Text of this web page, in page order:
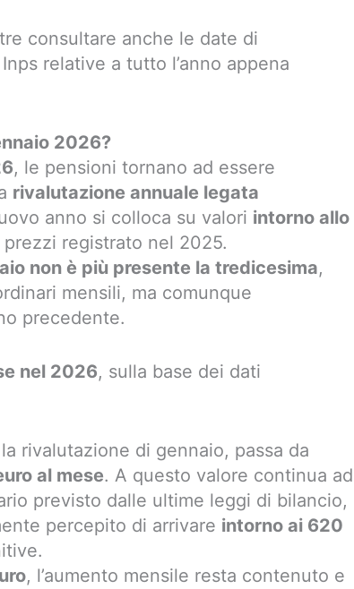
consultare anche le date di
relative a tutto l’anno appena
2026?
, le pensioni tornano ad essere
rivalutazione annuale legata
anno si colloca su valori intorno allo
prezzi registrato nel 2025.
non è più presente la tredicesima,
mensili, ma comunque
precedente.
nel 2026, sulla base dei dati
rivalutazione di gennaio, passa da
al mese. A questo valore continua ad
previsto dalle ultime leggi di bilancio,
percepito di arrivare intorno ai 620
, l’aumento mensile resta contenuto e